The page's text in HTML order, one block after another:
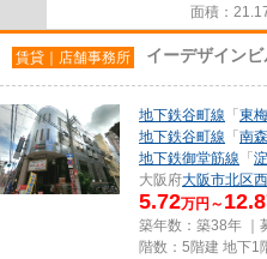
面積：
賃貸｜店舗事務所 イーデザインビ
地下鉄谷町線 「 東
地下鉄谷町線 「 南
地下鉄御堂筋線 「
大阪府大阪市北区
5.72万円～
築年数：築38年 ｜
階数：5階建 地下1